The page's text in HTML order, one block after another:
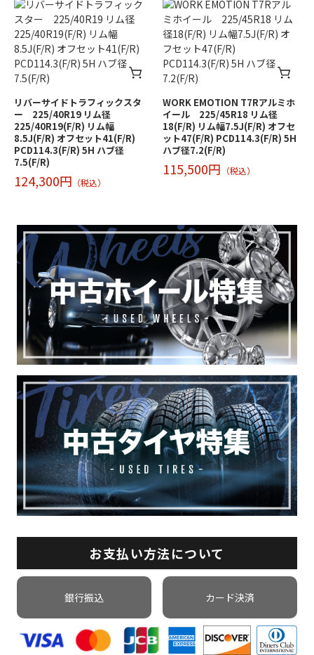
リバーサイドトラフィックスタ
ー 225/40R19 リム径
225/40R19(F/R) リム幅
8.5J(F/R) オフセット41(F/R)
PCD114.3(F/R) 5H ハブ径
7.5(F/R)
124,300円 （税込）
WORK EMOTION T7Rアルミホ
イール 225/45R18 リム径
18(F/R) リム幅7.5J(F/R) オフセ
ット47(F/R) PCD114.3(F/R) 5H
ハブ径7.2(F/R)
115,500円 （税込）
お支払い方法について
銀行振込 カード決済